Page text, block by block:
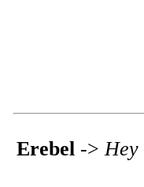
Erebel ->Hey